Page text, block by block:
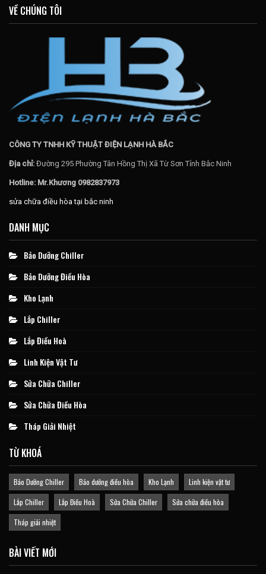
VỀ CHÚNG TÔI
CÔNG TY TNHH KỸ THUẬT ĐIỆN LẠNH HÀ BẮC
Địa chỉ: Đường 295 Phường Tân Hồng Thị Xã Từ Sơn Tỉnh Bắc Ninh
Hotline: Mr.Khương 0982837973
sửa chữa điều hòa tại bắc ninh
DANH MỤC
Bảo Dưỡng Chiller
Bảo Dưỡng Điều Hòa
Kho Lạnh
Lắp Chiller
Lắp Điều Hoà
Linh Kiện Vật Tư
Sửa Chữa Chiller
Sửa Chữa Điều Hòa
Tháp Giải Nhiệt
TỪ KHOÁ
Bảo Dưỡng Chiller Bảo dưỡng điều hòa Kho Lạnh
Linh kiện vật tư
Lắp Chiller
Lắp Điều Hoà Sửa Chữa Chiller
Sửa chữa điều hòa
Tháp giải nhiệt
BÀI VIẾT MỚI